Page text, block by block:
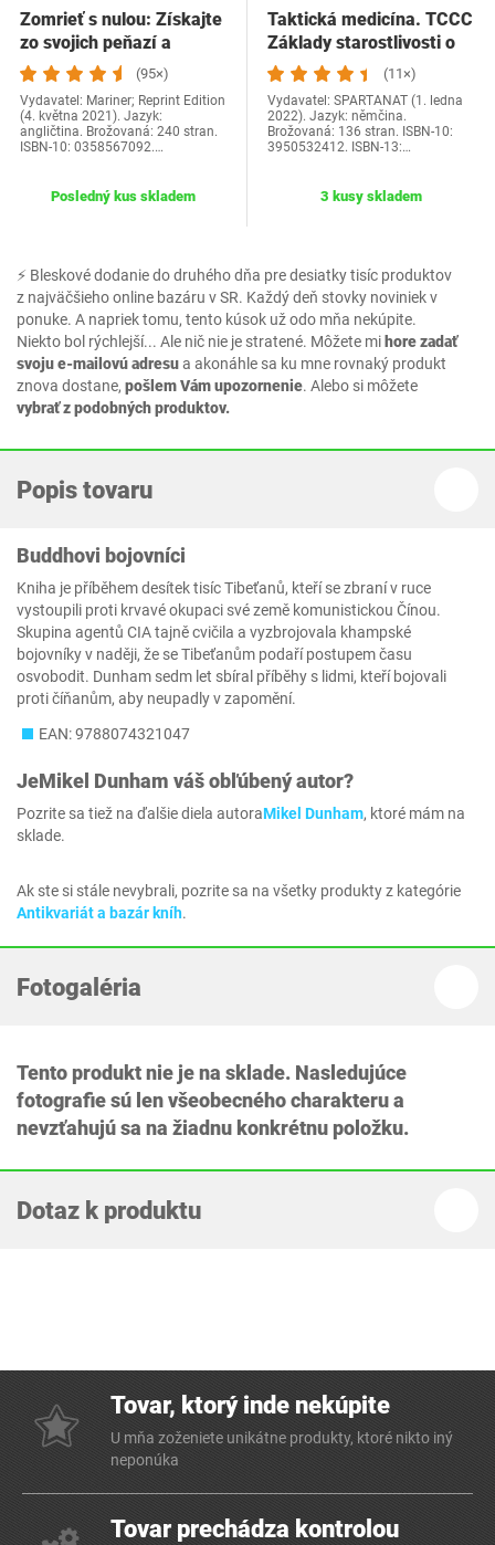
⚡ Bleskové dodanie do druhého dňa pre desiatky tisíc produktov
z najväčšieho online bazáru v SR. Každý deň stovky noviniek v
ponuke. A napriek tomu, tento kúsok už odo mňa nekúpite.
Niekto bol rýchlejší... Ale nič nie je stratené. Môžete mihore zadať
svoju e-mailovú adresua akonáhle sa ku mne rovnaký produkt
znova dostane, pošlem Vám upozornenie. Alebo si môžete
vybrať z podobných produktov.
Zomrieť s nulou: Získajte
zo svojich peňazí a
života…
(95×)
Vydavatel: Mariner; Reprint Edition
(4. května 2021). Jazyk:
angličtina. Brožovaná: 240 stran.
ISBN-10: 0358567092.…
Posledný kus skladem
Taktická medicína. TCCC
Základy starostlivosti o
zranených…
(11×)
Vydavatel: SPARTANAT (1. ledna
2022). Jazyk: němčina.
Brožovaná: 136 stran. ISBN-10:
3950532412. ISBN-13:…
3 kusy skladem
Popis tovaru
Buddhovi bojovníci
Kniha je příběhem desítek tisíc Tibeťanů, kteří se zbraní v ruce
vystoupili proti krvavé okupaci své země komunistickou Čínou.
Skupina agentů CIA tajně cvičila a vyzbrojovala khampské
bojovníky v naději, že se Tibeťanům podaří postupem času
osvobodit. Dunham sedm let sbíral příběhy s lidmi, kteří bojovali
proti číňanům, aby neupadly v zapomění.
EAN: 9788074321047
JeMikel Dunham váš obľúbený autor?
Pozrite sa tiež na ďalšie diela autoraMikel Dunham, ktoré mám na
sklade.
Ak ste si stále nevybrali, pozrite sa na všetky produkty z kategórie
Antikvariát a bazár kníh.
Fotogaléria
Tento produkt nie je na sklade. Nasledujúce
fotografie sú len všeobecného charakteru a
nevzťahujú sa na žiadnu konkrétnu položku.
Dotaz k produktu
Tovar, ktorý inde nekúpite
U mňa zoženiete unikátne produkty, ktoré nikto iný
neponúka
Tovar prechádza kontrolou